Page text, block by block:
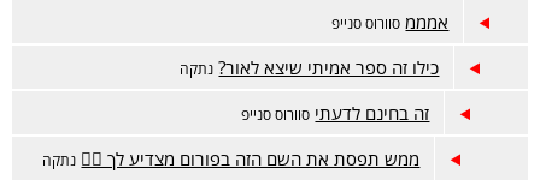
אמממ סוורוס סנייפ
כילו זה ספר אמיתי שיצא לאור? נתקה
זה בחינם לדעתי סוורוס סנייפ
ממש תפסת את השם הזה בפורום מצדיע לך 🙋‍♂️ נתקה